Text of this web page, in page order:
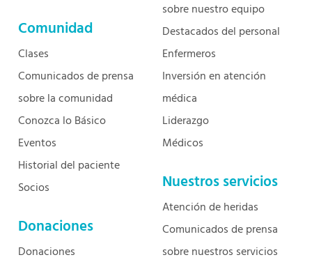
Comunidad
Clases
Comunicados de prensa
sobre la comunidad
Conozca lo Básico
Eventos
Historial del paciente
Socios
Donaciones
Donaciones
sobre nuestro equipo
Destacados del personal
Enfermeros
Inversión en atención
médica
Liderazgo
Médicos
Nuestros servicios
Atención de heridas
Comunicados de prensa
sobre nuestros servicios